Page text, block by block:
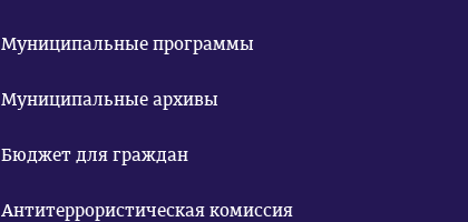
Муниципальные программы
Муниципальные архивы
Бюджет для граждан
Антитеррористическая комиссия